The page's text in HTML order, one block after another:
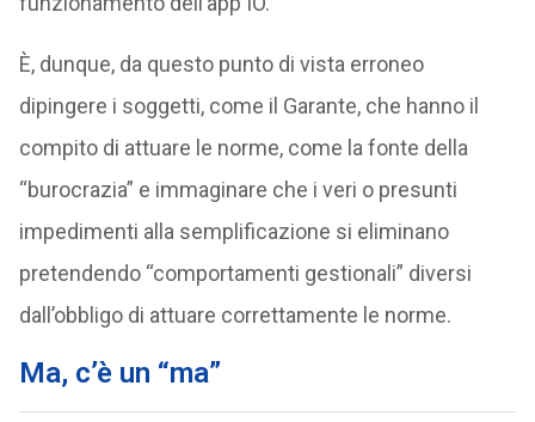
È, dunque, da questo punto di vista erroneo
dipingere i soggetti, come il Garante, che hanno il
compito di attuare le norme, come la fonte della
“burocrazia” e immaginare che i veri o presunti
impedimenti alla semplificazione si eliminano
pretendendo “comportamenti gestionali” diversi
dall’obbligo di attuare correttamente le norme.
Ma, c’è un “ma”